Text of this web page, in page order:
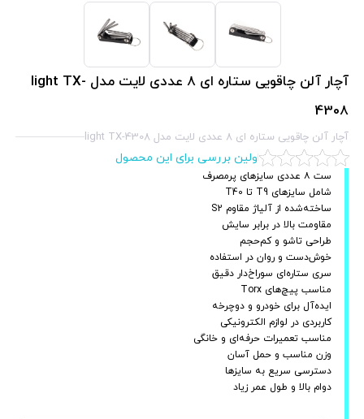
آچار آلن چاقویی ستاره ای 8 عددی لایت مدل light TX-
4308
آچار آلن چاقویی ستاره ای 8 عددی لایت مدل light TX-4308
اولین بررسی برای این محصول
ست ۸ عددی سایزهای پرمصرف
شامل سایزهای T9 تا T40
ساخته‌شده از آلیاژ مقاوم S2
مقاومت بالا در برابر سایش
طراحی تاشو و کم‌حجم
خوش‌دست و روان در استفاده
سری ستاره‌ای سوراخ‌دار دقیق
مناسب پیچ‌های Torx
ایده‌آل برای خودرو و دوچرخه
کاربردی در لوازم الکترونیکی
مناسب تعمیرات حرفه‌ای و خانگی
وزن مناسب و حمل آسان
دسترسی سریع به سایزها
دوام بالا و طول عمر زیاد